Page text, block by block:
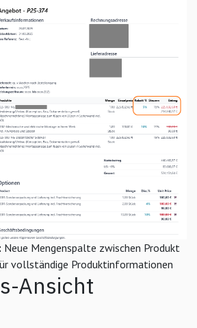
Neue Mengenspalte zwischen Produkt
vollständige Produktinformationen
Ansicht